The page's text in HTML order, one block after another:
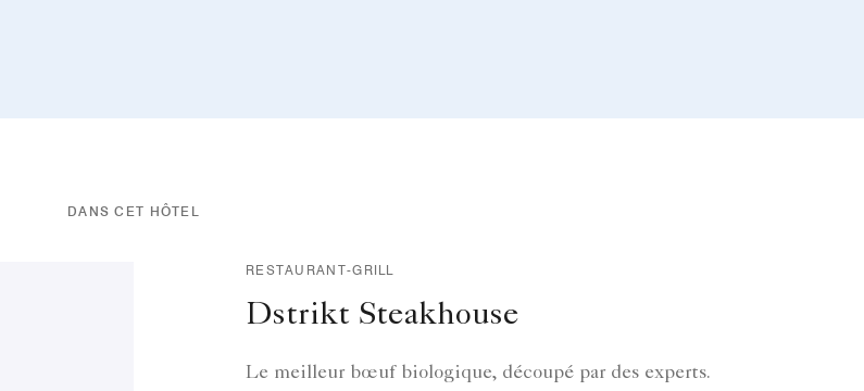
DANS CET HÔTEL
RESTAURANT-GRILL
Dstrikt Steakhouse
Le meilleur bœuf biologique, découpé par des experts.